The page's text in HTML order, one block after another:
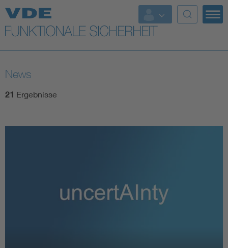
Top Themen
Fokusthemen
Standards
News
21 Ergebnisse